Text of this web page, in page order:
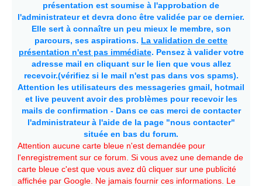
présentation est soumise à l'approbation de
l'administrateur et devra donc être validée par ce dernier.
Elle sert à connaître un peu mieux le membre, son
parcours, ses aspirations. La validation de cette
présentation n'est pas immédiate. Pensez à valider votre
adresse mail en cliquant sur le lien que vous allez
recevoir.(vérifiez si le mail n'est pas dans vos spams).
Attention les utilisateurs des messageries gmail, hotmail
et live peuvent avoir des problèmes pour recevoir les
mails de confirmation - Dans ce cas merci de contacter
l'administrateur à l'aide de la page "nous contacter"
située en bas du forum.
Attention aucune carte bleue n'est demandée pour
l'enregistrement sur ce forum. Si vous avez une demande de
carte bleue c'est que vous avez dû cliquer sur une publicité
affichée par Google. Ne jamais fournir ces informations. Le